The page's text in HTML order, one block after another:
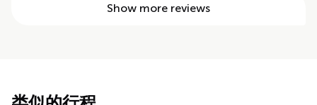
Show more reviews